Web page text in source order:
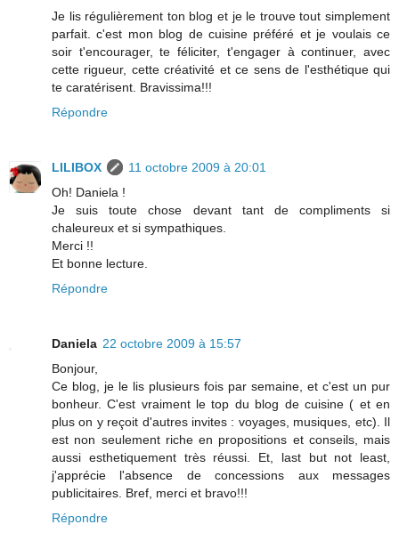
Je lis régulièrement ton blog et je le trouve tout simplement
parfait. c'est mon blog de cuisine préféré et je voulais ce
soir t'encourager, te féliciter, t'engager à continuer, avec
cette rigueur, cette créativité et ce sens de l'esthétique qui
te caratérisent. Bravissima!!!
Répondre
LILIBOX
11 octobre 2009 à 20:01
Oh! Daniela !
Je suis toute chose devant tant de compliments si
chaleureux et si sympathiques.
Merci !!
Et bonne lecture.
Répondre
Daniela 22 octobre 2009 à 15:57
Bonjour,
Ce blog, je le lis plusieurs fois par semaine, et c'est un pur
bonheur. C'est vraiment le top du blog de cuisine ( et en
plus on y reçoit d'autres invites : voyages, musiques, etc). Il
est non seulement riche en propositions et conseils, mais
aussi esthetiquement très réussi. Et, last but not least,
j'apprécie l'absence de concessions aux messages
publicitaires. Bref, merci et bravo!!!
Répondre